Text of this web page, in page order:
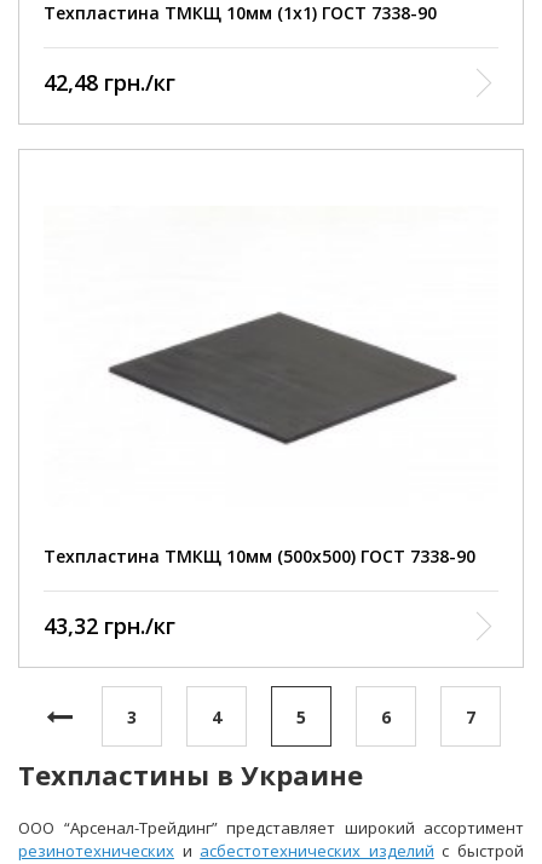
Техпластина ТМКЩ 10мм (1х1) ГОСТ 7338-90
42,48 грн./кг
Техпластина ТМКЩ 10мм (500х500) ГОСТ 7338-90
43,32 грн./кг
3 4 5 6 7
Техпластины в Украине
ООО “Арсенал-Трейдинг” представляет широкий ассортимент
резинотехнических и асбестотехнических изделий с быстрой